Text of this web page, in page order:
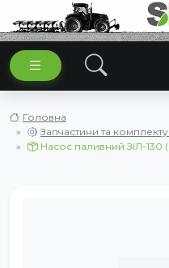
Головна
Запчастини та
Насос паливний ЗІЛ-